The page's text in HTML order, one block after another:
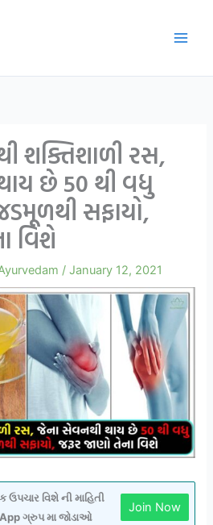
શક્તિશાળી રસ,
છે 50 થી વધુ
સફાયો,
વિશે
/January 12, 2021
વિશે ની માહિતી
ગ્રુપ મા જોડાઓ
Join Now